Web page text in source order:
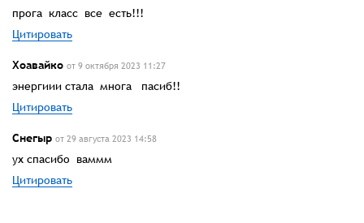
прога класс все есть!!!
Цитировать
Хоавайко от 9 октября 2023 11:27
энергиии стала многа пасиб!!
Цитировать
Снегыр от 29 августа 2023 14:58
ух спасибо ваммм
Цитировать